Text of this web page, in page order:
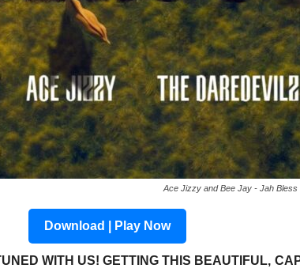
Ace Jizzy and Bee Jay - Jah Bless
Download | Play Now
WITH US! GETTING THIS BEAUTIFUL,